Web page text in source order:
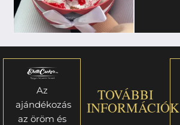
Az
ajándékozás
az öröm és
TOVÁBBI
INFORMÁCIÓK